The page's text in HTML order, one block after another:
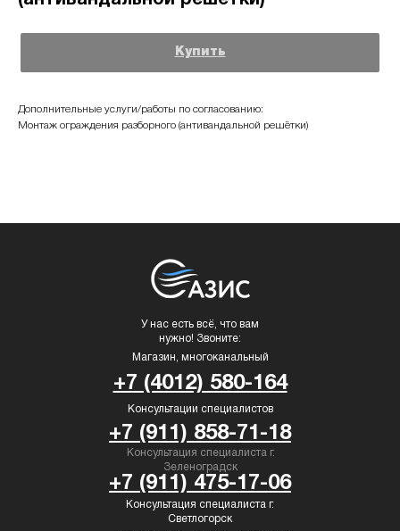
Купить
Дополнительные услуги/работы по согласованию:
Монтаж ограждения разборного (антивандальной решётки)
У нас есть всё, что вам
нужно! Звоните:
Магазин, многоканальный
Консультация специалиста г.
Светлогорск
Консультация специалиста г.
Зеленоградск
Консультации специалистов
+7 (911) 858-71-18
+7 (911) 475-17-06
+7 (4012) 580-164